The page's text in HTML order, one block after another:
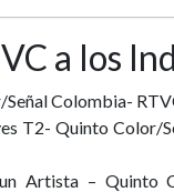
a los
Colombia-
T2- Quinto Color/
Artista – Quinto